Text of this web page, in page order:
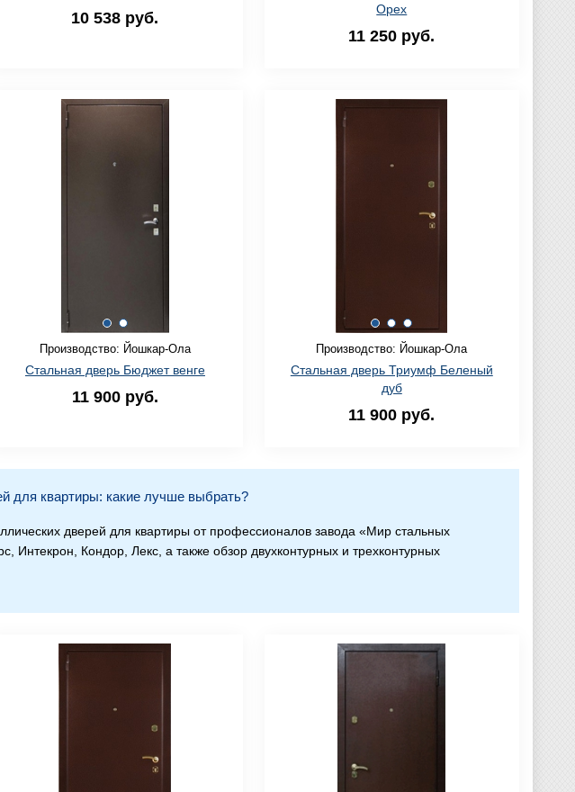
10 538 руб.
Орех
11 250 руб.
Производство: Йошкар-Ола
Стальная дверь Бюджет венге
11 900 руб.
Производство: Йошкар-Ола
Стальная дверь Триумф Беленый
дуб
11 900 руб.
для квартиры: какие лучше выбрать?
дверей для квартиры от профессионалов завода «Мир стальных
Интекрон, Кондор, Лекс, а также обзор двухконтурных и трехконтурных